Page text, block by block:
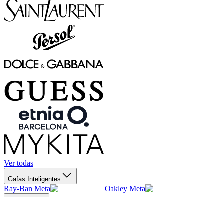
Ver todas
Gafas Inteligentes
Ray-Ban Meta Oakley Meta